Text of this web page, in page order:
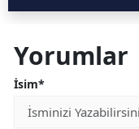
Yorumlar
İsim*